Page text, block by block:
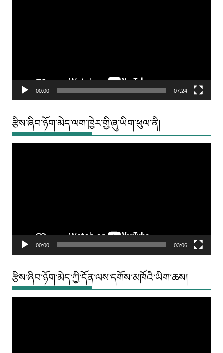
00:00 07:24
རྩིས་ཞིབ་ཉོག་མེད་ལག་ཁྱེར་གྱི་ཞུ་ཡིག་ཕུལ་ནི།
00:00 03:06
རྩིས་ཞིབ་ཉོག་མེད་ཀྱི་དོན་ལས་དགོས་མཁོའི་ཡིག་ཆས།